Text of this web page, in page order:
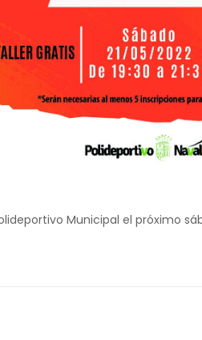
Municipal el próximo